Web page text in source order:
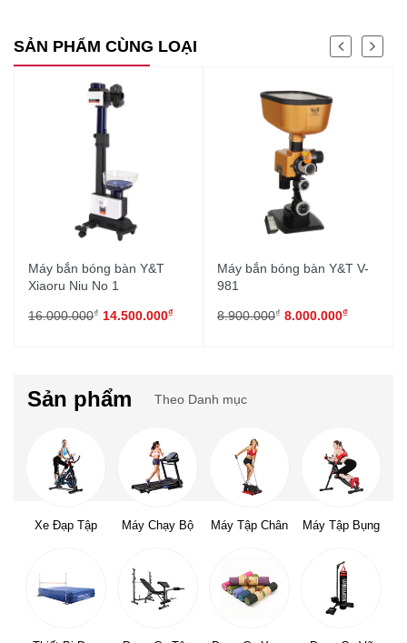
SẢN PHẨM CÙNG LOẠI
Máy bắn bóng bàn Y&T
Xiaoru Niu No 1
16.000.000₫ 14.500.000₫
Máy bắn bóng bàn Y&T V-
981
8.900.000₫ 8.000.000₫
Sản phẩm Theo Danh mục
Xe Đạp Tập Máy Chạy Bộ Máy Tập Chân Máy Tập Bụng